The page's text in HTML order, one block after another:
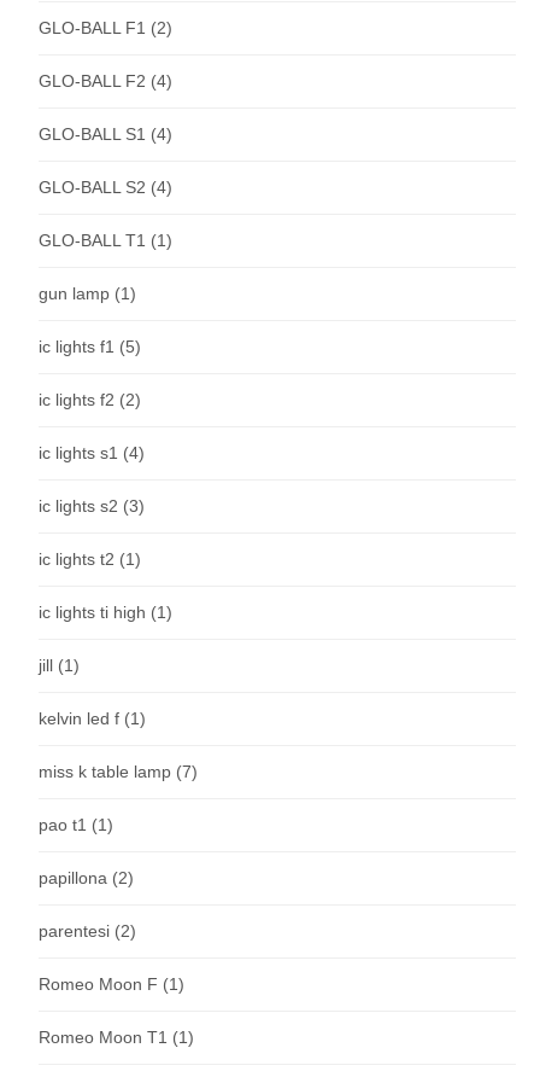
GLO-BALL F1 (2)
GLO-BALL F2 (4)
GLO-BALL S1 (4)
GLO-BALL S2 (4)
GLO-BALL T1 (1)
gun lamp (1)
ic lights f1 (5)
ic lights f2 (2)
ic lights s1 (4)
ic lights s2 (3)
ic lights t2 (1)
ic lights ti high (1)
jill (1)
kelvin led f (1)
miss k table lamp (7)
pao t1 (1)
papillona (2)
parentesi (2)
Romeo Moon F (1)
Romeo Moon T1 (1)